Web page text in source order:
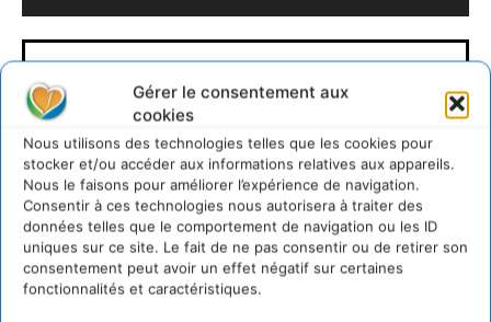
Gérer le consentement aux
cookies
Nous utilisons des technologies telles que les cookies pour
stocker et/ou accéder aux informations relatives aux appareils.
Nous le faisons pour améliorer l’expérience de navigation.
Consentir à ces technologies nous autorisera à traiter des
données telles que le comportement de navigation ou les ID
uniques sur ce site. Le fait de ne pas consentir ou de retirer son
consentement peut avoir un effet négatif sur certaines
fonctionnalités et caractéristiques.
David Naulin
https://cdurable.info
Journaliste de solutions écologiques et sociales en